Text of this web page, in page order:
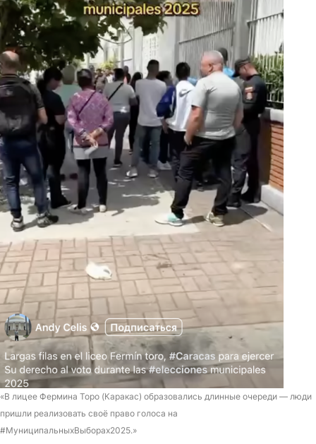
«В лицее Фермина Торо (Каракас) образовались длинные очереди — люди
пришли реализовать своё право голоса на
#МуниципальныхВыборах2025.»